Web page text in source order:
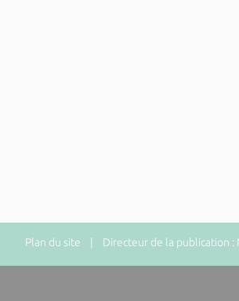
Plan du site | Directeur de la publication :